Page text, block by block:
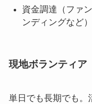
資金調達（ファ
ンディングなど）
現地ボランティア
単日でも長期でも。